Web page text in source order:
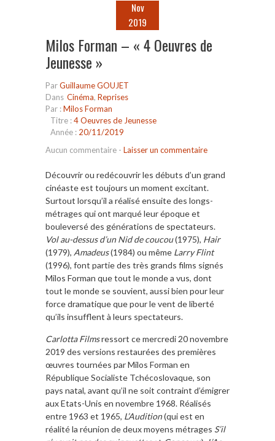
Nov
2019
Milos Forman – « 4 Oeuvres de
Jeunesse »
ParGuillaume GOUJET
Dans Cinéma, Reprises
Par :Milos Forman
Titre :4 Oeuvres de Jeunesse
Année : 20/11/2019
Aucun commentaire - Laisser un commentaire
Découvrir ou redécouvrir les débuts d’un grand
cinéaste est toujours un moment excitant.
Surtout lorsqu’il a réalisé ensuite des longs-
métrages qui ont marqué leur époque et
bouleversé des générations de spectateurs.
Vol au-dessus d’un Nid de coucou(1975), Hair
(1979), Amadeus(1984) ou même Larry Flint
(1996), font partie des très grands films signés
Milos Forman que tout le monde a vus, dont
tout le monde se souvient, aussi bien pour leur
force dramatique que pour le vent de liberté
qu’ils insufflent à leurs spectateurs.
Carlotta Filmsressort ce mercredi 20 novembre
2019 des versions restaurées des premières
œuvres tournées par Milos Forman en
République Socialiste Tchécoslovaque, son
pays natal, avant qu’il ne soit contraint d’émigrer
aux Etats-Unis en novembre 1968. Réalisés
entre 1963 et 1965, L’Audition(qui est en
réalité la réunion de deux moyens métrages S’il